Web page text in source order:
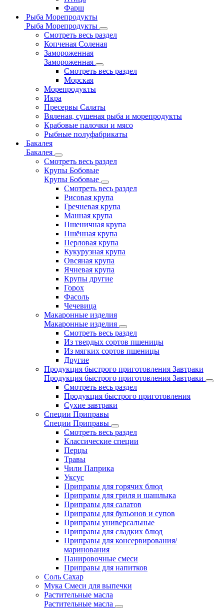
Фарш
Рыба Морепродукты
Рыба Морепродукты
Смотреть весь раздел
Копченая Соленая
Замороженная
Замороженная
Смотреть весь раздел
Морская
Морепродукты
Икра
Пресервы Салаты
Вяленая, сушеная рыба и морепродукты
Крабовые палочки и мясо
Рыбные полуфабрикаты
Бакалея
Бакалея
Смотреть весь раздел
Крупы Бобовые
Крупы Бобовые
Смотреть весь раздел
Рисовая крупа
Гречневая крупа
Манная крупа
Пшеничная крупа
Пшённая крупа
Перловая крупа
Кукурузная крупа
Овсяная крупа
Ячневая крупа
Крупы другие
Горох
Фасоль
Чечевица
Макаронные изделия
Макаронные изделия
Смотреть весь раздел
Из твердых сортов пшеницы
Из мягких сортов пшеницы
Другие
Продукция быстрого приготовления Завтраки
Продукция быстрого приготовления Завтраки
Смотреть весь раздел
Продукция быстрого приготовления
Сухие завтраки
Специи Приправы
Специи Приправы
Смотреть весь раздел
Классические специи
Перцы
Травы
Чили Паприка
Уксус
Приправы для горячих блюд
Приправы для гриля и шашлыка
Приправы для салатов
Приправы для бульонов и супов
Приправы универсальные
Приправы для сладких блюд
Приправы для консервирования/
маринования
Панировочные смеси
Приправы для напитков
Соль Сахар
Мука Смеси для выпечки
Растительные масла
Растительные масла